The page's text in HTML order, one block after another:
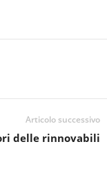
Articolo successivo
delle rinnovabili